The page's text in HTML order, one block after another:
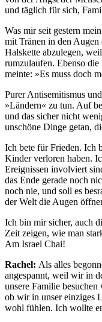
und täglich für sich,
Was mir seit gestern
mit Tränen in den
Halskette abzulegen,
rumzulaufen. Ebenso
meinte: »Es muss doch
Purer Antisemitismus
»Ländern« zu tun. Auf
und das sicher nicht
unschöne Dinge getan,
Ich bete für Frieden. Ich
Kinder verloren haben.
Ereignissen involviert
das Ende gerade noch
noch nie, und soll es
der Welt die Augen
Ich bin mir sicher, auch
Zeit zeigen, wie man
Am Israel Chai!
Rachel: Als alles
angespannt, weil wir in
unsere Familie
ob wir in unser einziges
wohl fühlen. Ich wollte